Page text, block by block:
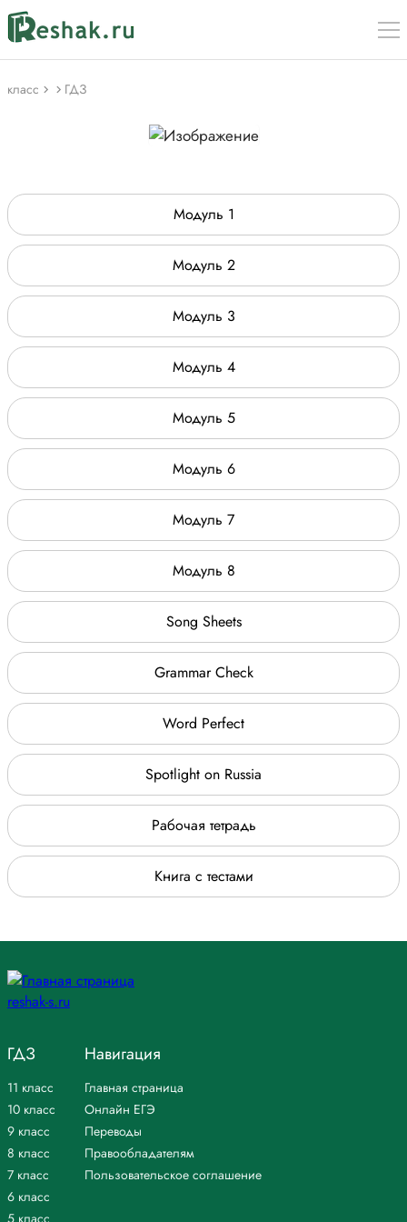
класс ГДЗ
Модуль 1
Модуль 2
Модуль 3
Модуль 4
Модуль 5
Модуль 6
Модуль 7
Модуль 8
Song Sheets
Grammar Check
Word Perfect
Spotlight on Russia
Рабочая тетрадь
Книга с тестами
ГДЗ
11 класс
10 класс
9 класс
8 класс
7 класс
6 класс
5 класс
Навигация
Главная страница
Онлайн ЕГЭ
Переводы
Правообладателям
Пользовательское соглашение